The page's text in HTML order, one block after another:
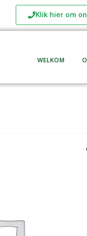
Klik hier om
WELKOM